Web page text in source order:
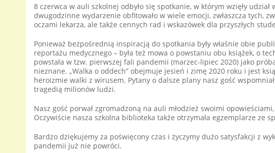
8 czerwca w auli szkolnej odbyło się spotkanie, w którym wzięły
dwugodzinne wydarzenie obfitowało w wiele emocji, zwłaszcza tych,
oczami lekarza, ale także cennych rad i wskazówek dla przyszłych
Ponieważ bezpośrednią inspiracją do spotkania były właśnie obie
reportażu medycznego – była też mowa o powstaniu obu książek, o
powstała w tzw. pierwszej fali pandemii (marzec-lipiec 2020) jako
nieznane. „Walka o oddech” obejmuje jesień i zimę 2020 roku i jest
heroizmie walki z wirusem. Pytany o dalsze plany nasz gość
tragedią milionów ludzi.
Nasz gość porwał zgromadzoną na auli młodzież swoimi
Oczywiście nasza szkolna biblioteka także otrzymała egzemplarze ze
Bardzo dziękujemy za poświęcony czas i życzymy dużo satysfakcji z
pandemii już nie powróci.